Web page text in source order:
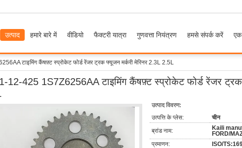
उत्पाद हमारे बारे में वीडियो फैक्टरी यात्रा गुणवत्ता नियंत्रण हमसे संपर्क करें एक
टाइमिंग कैंषफ़्ट स्प्रोकेट फोर्ड रेंजर ट्रक फ्यूजन मर्करी मेरिनर 2.3L 2.5L
12-425 1S7Z6256AA टाइमिंग कैंषफ़्ट स्प्रोकेट फोर्ड रेंजर ट्रक
उत्पाद विवरण:
उत्पत्ति के प्लेस:
चीन
ब्रांड नाम:
Kaili
FORD/
प्रमाणन:
ISO/